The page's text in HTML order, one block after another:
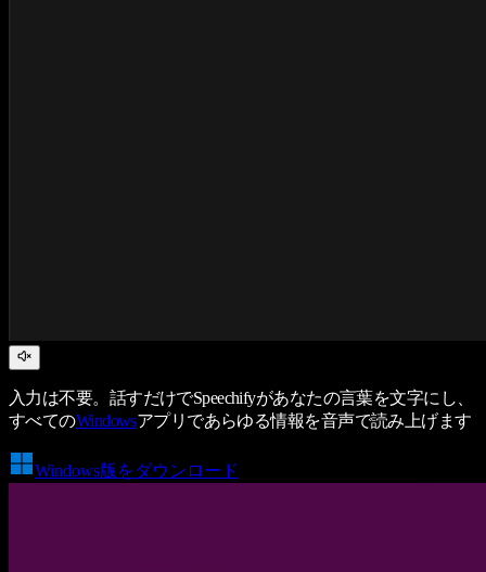
入力は不要。話すだけでSpeechifyがあなたの言葉を文字にし、
すべてのWindowsアプリであらゆる情報を音声で読み上げます
Windows版をダウンロード